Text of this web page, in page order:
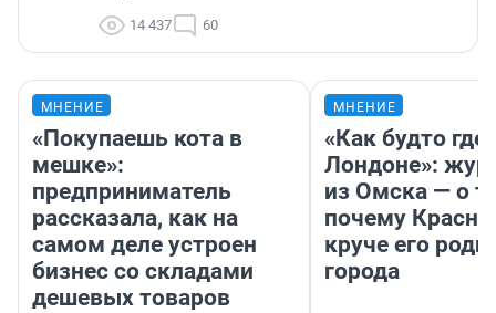
14 437 60
МНЕНИЕ
«Покупаешь кота в
мешке»:
предприниматель
рассказала, как на
самом деле устроен
бизнес со складами
дешевых товаров
МНЕНИЕ
«Как будто
Лондоне»:
из Омска — о
почему
круче его
города